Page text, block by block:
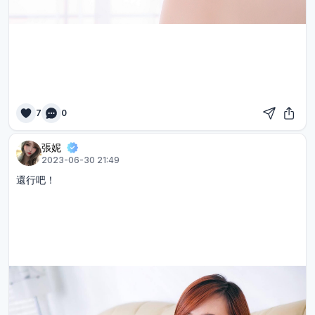
7 0
張妮
2023-06-30 21:49
還行吧！